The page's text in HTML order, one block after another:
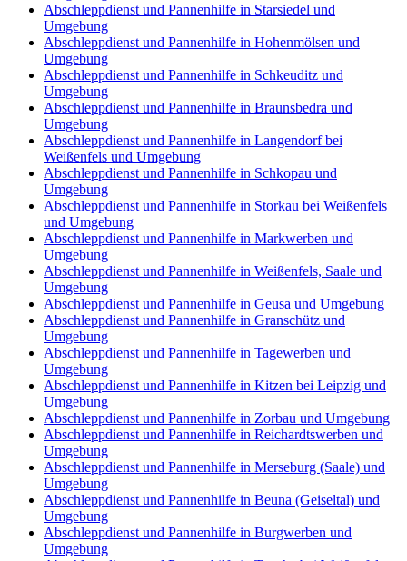
Abschleppdienst und Pannenhilfe in Starsiedel und
Umgebung
Abschleppdienst und Pannenhilfe in Hohenmölsen und
Umgebung
Abschleppdienst und Pannenhilfe in Schkeuditz und
Umgebung
Abschleppdienst und Pannenhilfe in Braunsbedra und
Umgebung
Abschleppdienst und Pannenhilfe in Langendorf bei
Weißenfels und Umgebung
Abschleppdienst und Pannenhilfe in Schkopau und
Umgebung
Abschleppdienst und Pannenhilfe in Storkau bei Weißenfels
und Umgebung
Abschleppdienst und Pannenhilfe in Markwerben und
Umgebung
Abschleppdienst und Pannenhilfe in Weißenfels, Saale und
Umgebung
Abschleppdienst und Pannenhilfe in Geusa und Umgebung
Abschleppdienst und Pannenhilfe in Granschütz und
Umgebung
Abschleppdienst und Pannenhilfe in Tagewerben und
Umgebung
Abschleppdienst und Pannenhilfe in Kitzen bei Leipzig und
Umgebung
Abschleppdienst und Pannenhilfe in Zorbau und Umgebung
Abschleppdienst und Pannenhilfe in Reichardtswerben und
Umgebung
Abschleppdienst und Pannenhilfe in Merseburg (Saale) und
Umgebung
Abschleppdienst und Pannenhilfe in Beuna (Geiseltal) und
Umgebung
Abschleppdienst und Pannenhilfe in Burgwerben und
Umgebung